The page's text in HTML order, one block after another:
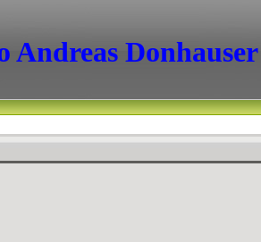
Andreas Donhauser